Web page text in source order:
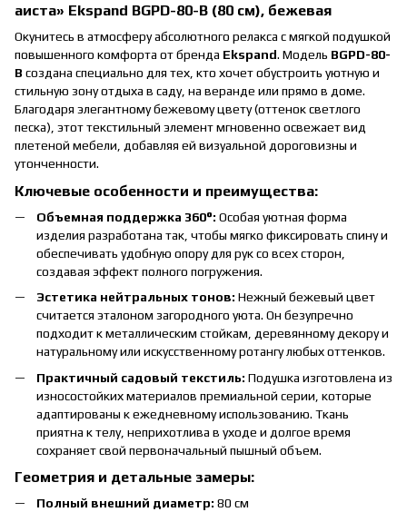
аиста» Ekspand BGPD-80-B (80 см), бежевая
Окунитесь в атмосферу абсолютного релакса с мягкой подушкой
повышенного комфорта от бренда Ekspand. Модель BGPD-80-
B создана специально для тех, кто хочет обустроить уютную и
стильную зону отдыха в саду, на веранде или прямо в доме.
Благодаря элегантному бежевому цвету (оттенок светлого
песка), этот текстильный элемент мгновенно освежает вид
плетеной мебели, добавляя ей визуальной дороговизны и
утонченности.
Ключевые особенности и преимущества:
Объемная поддержка 360°: Особая уютная форма
изделия разработана так, чтобы мягко фиксировать спину и
обеспечивать удобную опору для рук со всех сторон,
создавая эффект полного погружения.
Эстетика нейтральных тонов: Нежный бежевый цвет
считается эталоном загородного уюта. Он безупречно
подходит к металлическим стойкам, деревянному декору и
натуральному или искусственному ротангу любых оттенков.
Практичный садовый текстиль: Подушка изготовлена из
износостойких материалов премиальной серии, которые
адаптированы к ежедневному использованию. Ткань
приятна к телу, неприхотлива в уходе и долгое время
сохраняет свой первоначальный пышный объем.
Геометрия и детальные замеры:
Полный внешний диаметр: 80 см